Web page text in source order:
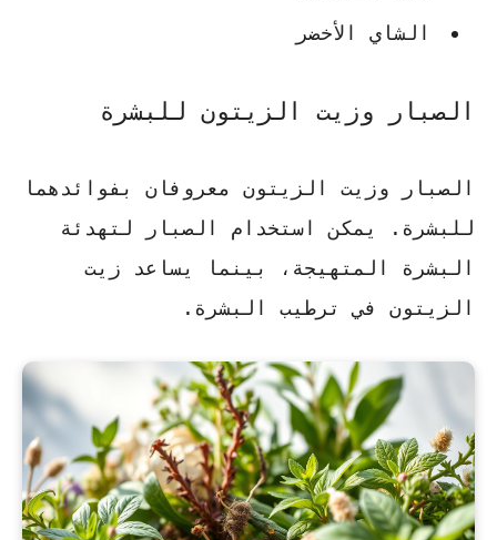
الشاي الأخضر
الصبار وزيت الزيتون للبشرة
الصبار وزيت الزيتون معروفان بفوائدهما
للبشرة. يمكن استخدام الصبار لتهدئة
البشرة المتهيجة، بينما يساعد زيت
الزيتون في ترطيب البشرة.